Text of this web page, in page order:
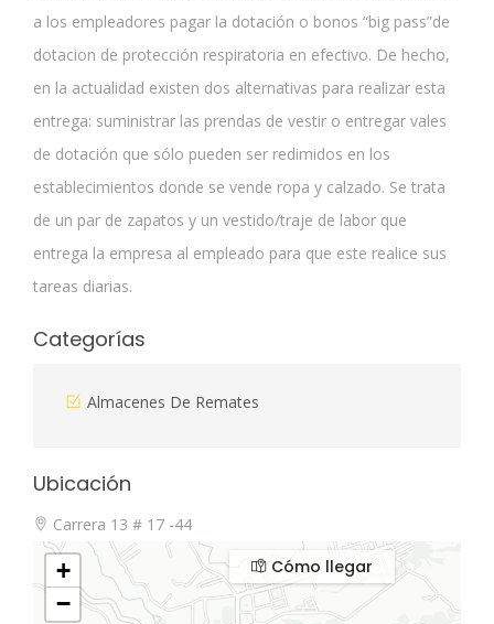
a los empleadores pagar la dotación o bonos “big pass”de
dotacion de protección respiratoria en efectivo. De hecho,
en la actualidad existen dos alternativas para realizar esta
entrega: suministrar las prendas de vestir o entregar vales
de dotación que sólo pueden ser redimidos en los
establecimientos donde se vende ropa y calzado. Se trata
de un par de zapatos y un vestido/traje de labor que
entrega la empresa al empleado para que este realice sus
tareas diarias.
Categorías
Almacenes De Remates
Ubicación
Carrera 13 # 17 -44
+
−
Cómo llegar